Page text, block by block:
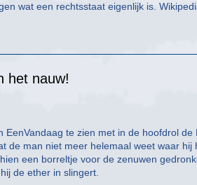
wat een rechtsstaat eigenlijk is.
het nauw!
EenVandaag te zien met in de hoofdrol
de man niet meer helemaal weet waar
een borreltje voor de zenuwen
de ether in slingert.